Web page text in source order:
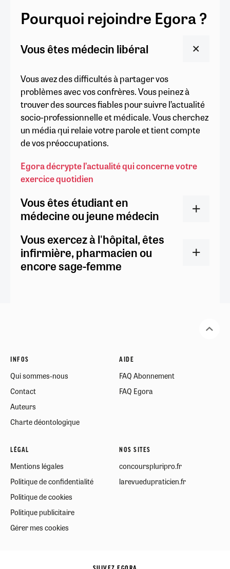
Pourquoi rejoindre Egora ?
Vous êtes médecin libéral
Vous avez des difficultés à partager vos
problèmes avec vos confrères. Vous peinez à
trouver des sources fiables pour suivre l’actualité
socio-professionnelle et médicale. Vous cherchez
un média qui relaie votre parole et tient compte
de vos préoccupations.
Egora décrypte l’actualité qui concerne votre
exercice quotidien
Vous êtes étudiant en
médecine ou jeune médecin
Vous exercez à l'hôpital, êtes
infirmière, pharmacien ou
encore sage-femme
INFOS
Qui sommes-nous
Contact
Auteurs
Charte déontologique
AIDE
FAQ Abonnement
FAQ Egora
LÉGAL
Mentions légales
Politique de confidentialité
Politique de cookies
Politique publicitaire
Gérer mes cookies
NOS SITES
concourspluripro.fr
larevuedupraticien.fr